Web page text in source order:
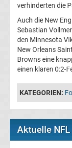
Europa
League
verhinderten die
Auch die New
Sebastian
den Minnesota
New Orleans
Browns eine
einen klaren 0:2-
KATEGORIEN:
Aktuelle